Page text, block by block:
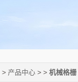
> 产品中心 > > 机械格栅